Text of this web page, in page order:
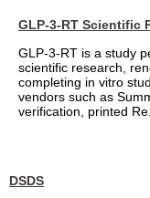
GLP-3-RT Scientific
GLP-3-RT is a study
scientific research,
completing in vitro
vendors such as
verification, printed
DSDS